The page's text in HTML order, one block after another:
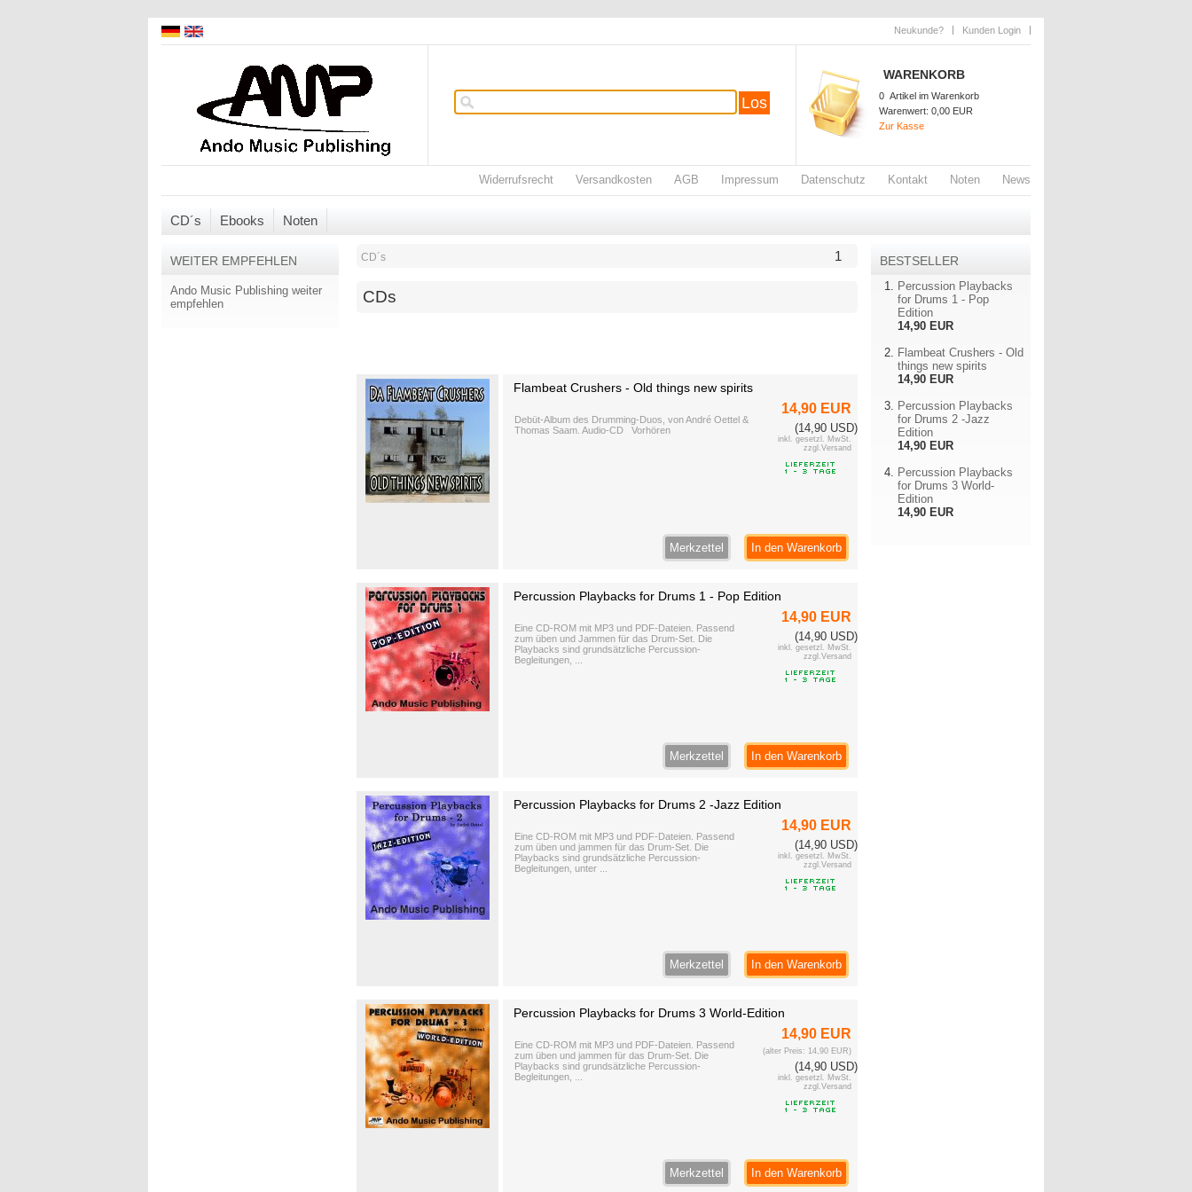
Kunden Login
Neukunde?
News
Noten
Kontakt
Datenschutz
Impressum
AGB
Versandkosten
Widerrufsrecht
Los
WARENKORB
0 Artikel im Warenkorb
Warenwert: 0,00 EUR
Zur Kasse
CD´s Ebooks Noten
WEITER EMPFEHLEN
Ando Music Publishing weiter
empfehlen
CD´s 1
CDs
Flambeat Crushers - Old things new spirits
Debüt-Album des Drumming-Duos, von André Oettel &
Thomas Saam. Audio-CD Vorhören
14,90 EUR
(14,90 USD)
inkl. gesetzl. MwSt.
zzgl.Versand
In den Warenkorb
Merkzettel
Percussion Playbacks for Drums 1 - Pop Edition
Eine CD-ROM mit MP3 und PDF-Dateien. Passend
zum üben und Jammen für das Drum-Set. Die
Playbacks sind grundsätzliche Percussion-
Begleitungen, ...
14,90 EUR
(14,90 USD)
inkl. gesetzl. MwSt.
zzgl.Versand
In den Warenkorb
Merkzettel
Percussion Playbacks for Drums 2 -Jazz Edition
Eine CD-ROM mit MP3 und PDF-Dateien. Passend
zum üben und jammen für das Drum-Set. Die
Playbacks sind grundsätzliche Percussion-
Begleitungen, unter ...
14,90 EUR
(14,90 USD)
inkl. gesetzl. MwSt.
zzgl.Versand
In den Warenkorb
Merkzettel
Percussion Playbacks for Drums 3 World-Edition
Eine CD-ROM mit MP3 und PDF-Dateien. Passend
zum üben und jammen für das Drum-Set. Die
Playbacks sind grundsätzliche Percussion-
Begleitungen, ...
14,90 EUR
(alter Preis: 14,90 EUR)
(14,90 USD)
inkl. gesetzl. MwSt.
zzgl.Versand
In den Warenkorb
Merkzettel
BESTSELLER
Percussion Playbacks
for Drums 1 - Pop
Edition
14,90 EUR
Flambeat Crushers - Old
things new spirits
14,90 EUR
Percussion Playbacks
for Drums 2 -Jazz
Edition
14,90 EUR
Percussion Playbacks
for Drums 3 World-
Edition
14,90 EUR